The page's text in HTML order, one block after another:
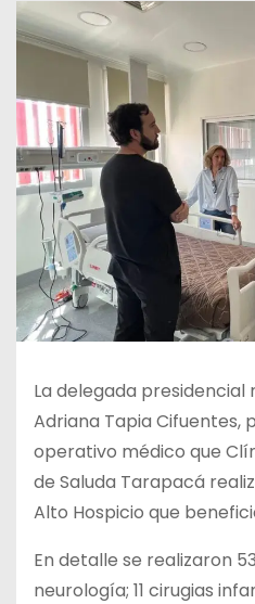
La delegada
Adriana Tapia Cifuentes,
operativo médico que
de Saluda Tarapacá
Alto Hospicio que
En detalle se realizaron
neurología; 11 cirugias